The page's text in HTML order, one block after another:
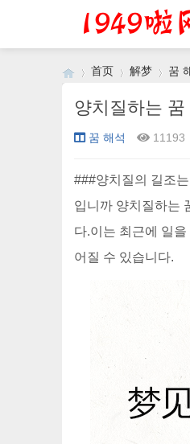
›
首页
›
解梦
›
꿈
양치질하는
꿈 해석 11193
###양치질의 길조
입니까 양치질하는
다.이는 최근에 일
어질 수 있습니다.